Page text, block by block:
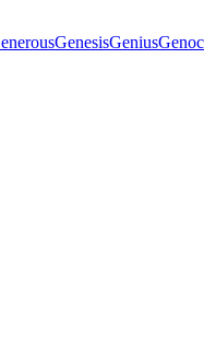
GenesisGenius